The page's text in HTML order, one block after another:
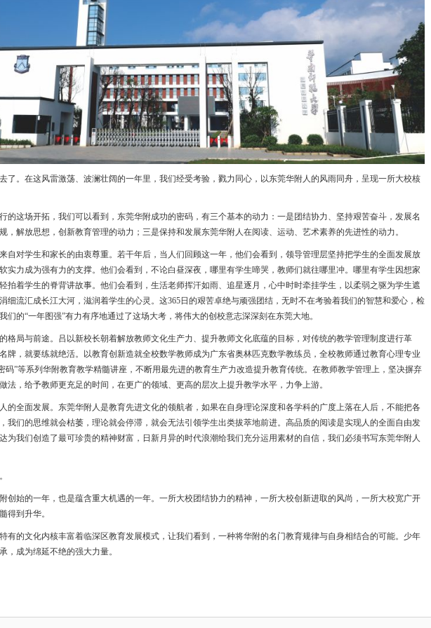
了。在这风雷激荡、波澜壮阔的一年里，我们经受考验，戮力同心，以东莞华附人的风雨同舟，呈现一所大校核
的这场开拓，我们可以看到，东莞华附成功的密码，有三个基本的动力：一是团结协力、坚持艰苦奋斗，发展名
，解放思想，创新教育管理的动力；三是保持和发展东莞华附人在阅读、运动、艺术素养的先进性的动力。
自对学生和家长的由衷尊重。若干年后，当人们回顾这一年，他们会看到，领导管理层坚持把学生的全面发展放
实力成为强有力的支撑。他们会看到，不论白昼深夜，哪里有学生啼哭，教师们就往哪里冲。哪里有学生因想家
拍着学生的脊背讲故事。他们会看到，生活老师挥汗如雨、追星逐月，心中时时牵挂学生，以柔弱之驱为学生遮
细流汇成长江大河，滋润着学生的心灵。这365日的艰苦卓绝与顽强团结，无时不在考验着我们的智慧和爱心，检
们的“一年图强”有力有序地通过了这场大考，将伟大的创校意志深深刻在东莞大地。
格局与前途。吕以新校长朝着解放教师文化生产力、提升教师文化底蕴的目标，对传统的教学管理制度进行革
牌，就要练就绝活。以教育创新造就全校数学教师成为广东省奥林匹克数学教练员，全校教师通过教育心理专业
码”等系列华附教育教学精髓讲座，不断用最先进的教育生产力改造提升教育传统。在教师教学管理上，坚决摒弃
法，给予教师更充足的时间，在更广的领域、更高的层次上提升教学水平，力争上游。
的全面发展。东莞华附人是教育先进文化的领航者，如果在自身理论深度和各学科的广度上落在人后，不能把各
我们的思维就会枯萎，理论就会停滞，就会无法引领学生出类拔萃地前进。高品质的阅读是实现人的全面自由发
为我们创造了最可珍贵的精神财富，日新月异的时代浪潮给我们充分运用素材的自信，我们必须书写东莞华附人
创始的一年，也是蕴含重大机遇的一年。一所大校团结协力的精神，一所大校创新进取的风尚，一所大校宽广开
得到升华。
有的文化内核丰富着临深区教育发展模式，让我们看到，一种将华附的名门教育规律与自身相结合的可能。少年
，成为绵延不绝的强大力量。